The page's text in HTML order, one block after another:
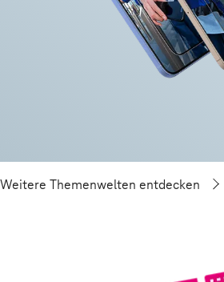
Weitere Themenwelten entdecken